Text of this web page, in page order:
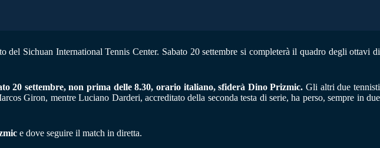
Sichuan International Tennis Center. Sabato 20 settembre si completerà il quadro degli ottavi di
20 settembre, non prima delle 8.30, orario italiano, sfiderà Dino Prizmic. Gli altri due tennisti
Giron, mentre Luciano Darderi, accreditato della seconda testa di serie, ha perso, sempre in due
e dove seguire il match in diretta.